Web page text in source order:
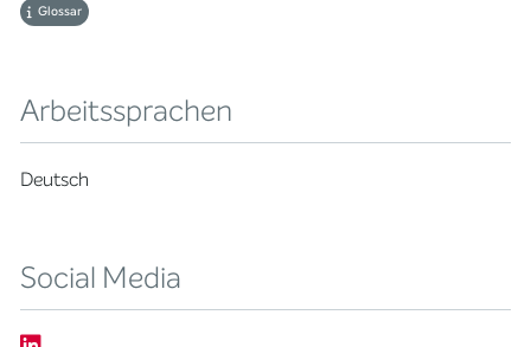
Glossar
Arbeitssprachen
Deutsch
Social Media